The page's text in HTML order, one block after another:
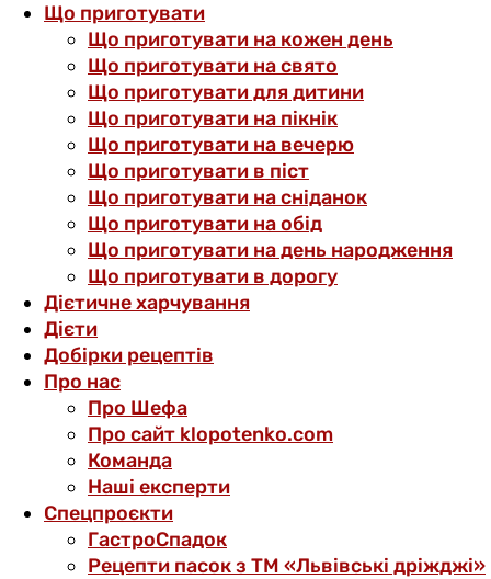
Що приготувати
Що приготувати на кожен день
Що приготувати на свято
Що приготувати для дитини
Що приготувати на пікнік
Що приготувати на вечерю
Що приготувати в піст
Що приготувати на сніданок
Що приготувати на обід
Що приготувати на день народження
Що приготувати в дорогу
Дієтичне харчування
Дієти
Добірки рецептів
Про нас
Про Шефа
Про сайт klopotenko.com
Команда
Наші експерти
Спецпроєкти
ГастроСпадок
Рецепти пасок з ТМ «Львівські дріжджі»